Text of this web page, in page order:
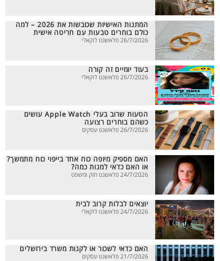
המתנות האישיות שכובשות את 2026 – למה
כולם בוחרים טבעות עם חריטה אישית
26/7/2026 פלאשנט לוקאלי
בעוד יומיים זה קורה
26/7/2026 פלאשנט לוקאלי
הטעות שרוב בעלי Apple Watch עושים
כשהם בוחרים רצועה
26/7/2026 פלאשנט עסקים
האם מספיק מיופה כוח אחד בייפוי כוח מתמשך?
או האם כדאי למנות כמה?
24/7/2026 פלאשנט חוק ומשפט
יוצאים לבלות קרוב לבית
24/7/2026 פלאשנט לוקאלי
האם כדאי לשכור או לקנות משרד בירושלים
21/7/2026 פלאשנט עסקים